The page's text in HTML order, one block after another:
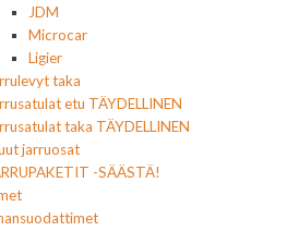
JDM
Microcar
Ligier
taka
etu TÄYDELLINEN
taka TÄYDELLINEN
jarruosat
-SÄÄSTÄ!